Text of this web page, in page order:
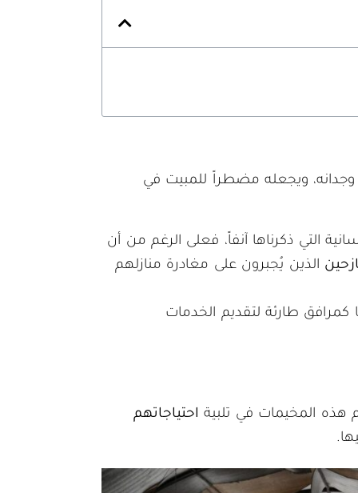
ويجعله مضطراً للمبيت في
التي ذكرناها آنفاً، فعلى الرغم من أن
الذين يُجبرون على مغادرة منازلهم
كمرافق طارئة لتقديم الخدمات
هذه المخيمات في تلبية احتياجاتهم